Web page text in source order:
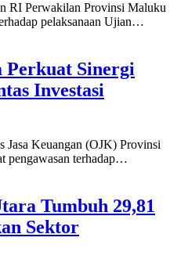
RI Perwakilan Provinsi Maluku
pelaksanaan Ujian…
Sinergi
Investasi
Keuangan (OJK) Provinsi
pengawasan terhadap…
Tumbuh 29,81
Sektor